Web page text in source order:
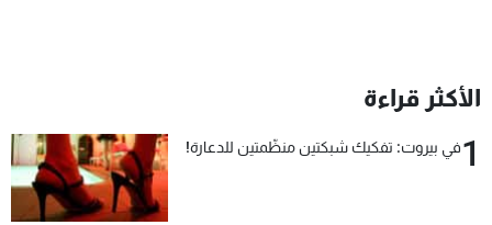
الأكثر قراءة
1في بيروت: تفكيك شبكتين منظّمتين للدعارة!